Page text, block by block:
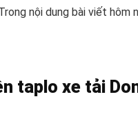
nội dung bài viết hôm
taplo xe tải